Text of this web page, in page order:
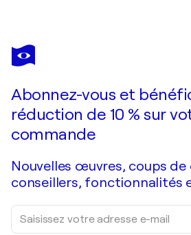
Abonnez-vous et
réduction de 10 % sur
commande
Nouvelles œuvres, coups
conseillers, fonctionnalités